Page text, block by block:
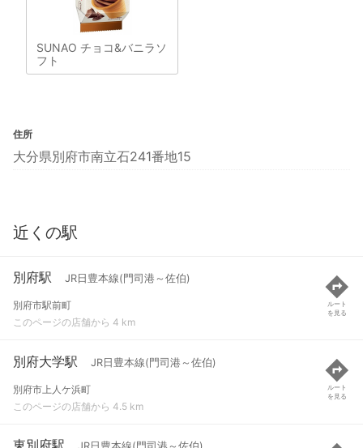
SUNAO チョコ&バニラソ
フト
住所
大分県別府市南立石241番地15
近くの駅
別府駅 JR日豊本線(門司港～佐伯)
別府市駅前町
このページの店舗から 4 km
ルート
を見る
別府大学駅 JR日豊本線(門司港～佐伯)
別府市上人ケ浜町
このページの店舗から 4.5 km
ルート
を見る
東別府駅